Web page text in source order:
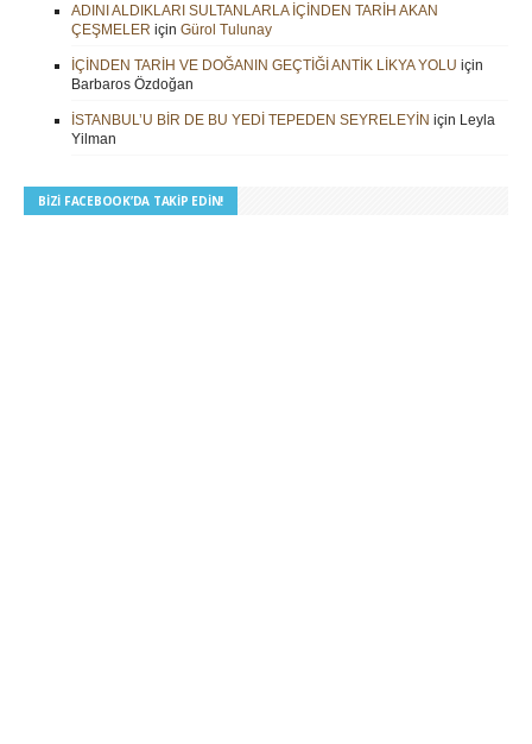
ADINI ALDIKLARI SULTANLARLA İÇİNDEN TARİH AKAN
ÇEŞMELER için Gürol Tulunay
İÇİNDEN TARİH VE DOĞANIN GEÇTİĞİ ANTİK LİKYA YOLU için
Barbaros Özdoğan
İSTANBUL’U BİR DE BU YEDİ TEPEDEN SEYRELEYİN için Leyla
Yilman
BIZI FACEBOOK’DA TAKIP EDIN!